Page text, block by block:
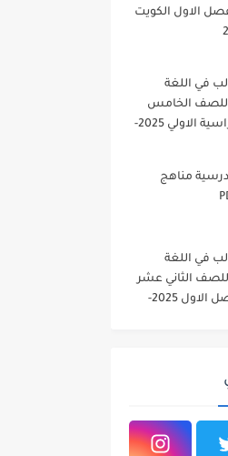
الاول الكويت
في اللغة
للصف الخامس
الفترة الدراسية الاولي 2025-
مناهج
في اللغة
الثاني عشر
الادبي الفصل الاول 2025-